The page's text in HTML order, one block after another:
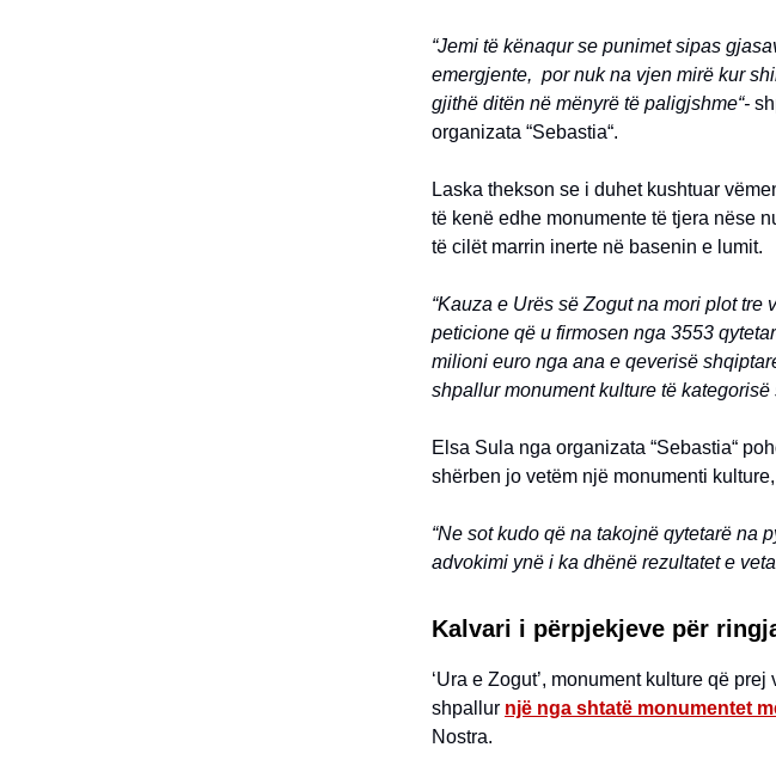
“Jemi të kënaqur se punimet sipas
emergjente, por nuk na vjen mirë kur
gjithë ditën në mënyrë të paligjshme“-
organizata “Sebastia“.
Laska thekson se i duhet kushtuar
të kenë edhe monumente të tjera nëse
të cilët marrin inerte në basenin e lumit.
“Kauza e Urës së Zogut na mori plot
peticione që u firmosen nga 3553
milioni euro nga ana e qeverisë
shpallur monument kulture të kategorisë
Elsa Sula nga organizata “Sebastia“
shërben jo vetëm një monumenti
“Ne sot kudo që na takojnë qytetarë na
advokimi ynë i ka dhënë rezultatet e
Kalvari i përpjekjeve për
‘Ura e Zogut’, monument kulture që
shpallur një nga shtatë monumentet
Nostra.